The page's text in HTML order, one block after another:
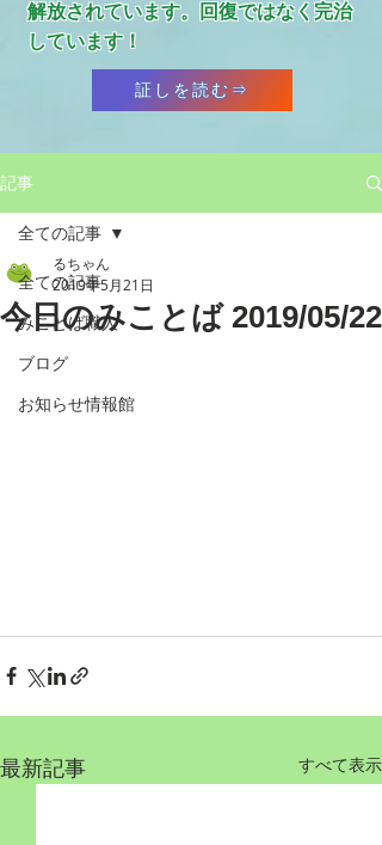
解放されています。回復ではなく完治
しています！
証しを読む⇒
記事
全ての記事
みことば職人
ブログ
お知らせ情報館
全ての記事
今日のみことば 2019/05/22
るちゃん
2019年5月21日
最新記事 すべて表示